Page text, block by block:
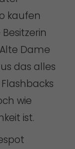
kaufen
Dame
das alles
wie
ist.